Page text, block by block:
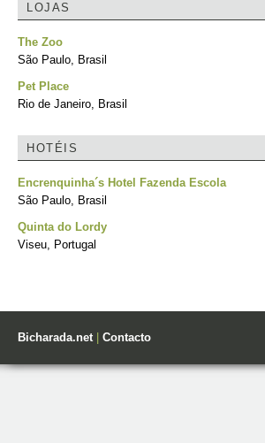
LOJAS
The Zoo
São Paulo, Brasil
Pet Place
Rio de Janeiro, Brasil
HOTÉIS
Encrenquinha´s Hotel Fazenda Escola
São Paulo, Brasil
Quinta do Lordy
Viseu, Portugal
Bicharada.net| Contacto